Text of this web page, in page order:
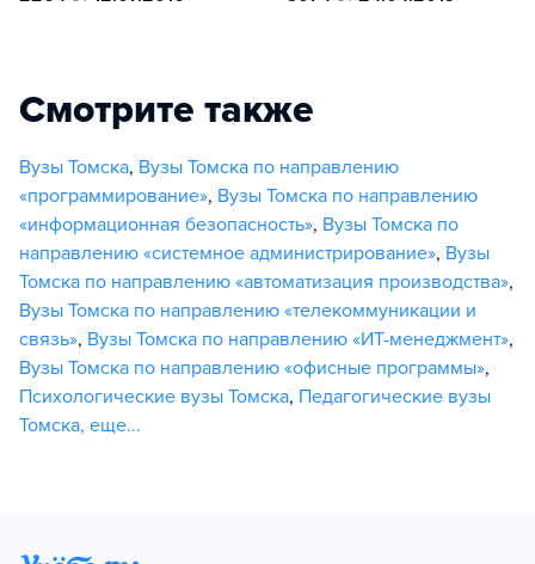
Смотрите также
Вузы Томска, Вузы Томска по направлению
«программирование», Вузы Томска по направлению
«информационная безопасность», Вузы Томска по
направлению «системное администрирование», Вузы
Томска по направлению «автоматизация производства»,
Вузы Томска по направлению «телекоммуникации и
связь», Вузы Томска по направлению «ИТ-менеджмент»,
Вузы Томска по направлению «офисные программы»,
Психологические вузы Томска, Педагогические вузы
Томска, еще...